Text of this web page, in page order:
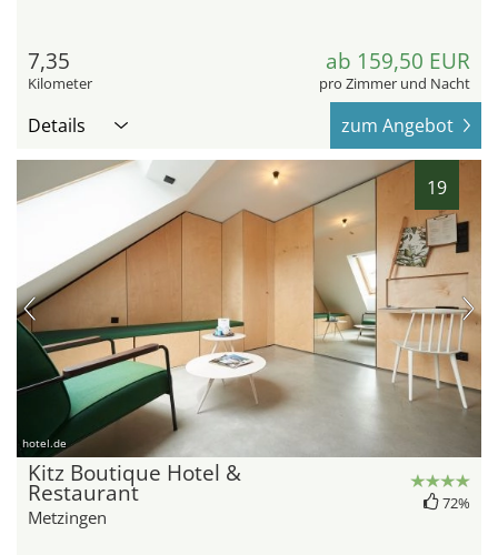
7,35
Kilometer
ab 159,50 EUR
pro Zimmer und Nacht
Details zum Angebot
19
hotel.de
Kitz Boutique Hotel &
Restaurant
Metzingen
72%